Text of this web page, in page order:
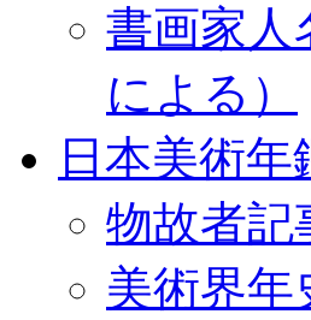
書画家人
による）
日本美術年
物故者記
美術界年